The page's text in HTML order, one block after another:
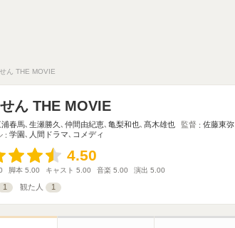
ん THE MOVIE
ん THE MOVIE
浦春馬､ 生瀬勝久 ､ 仲間由紀恵､ 亀梨和也､ 髙木雄也 監督 佐藤東弥
学園､ 人間ドラマ､ コメディ
4.50
4.50
脚本 5.00 キャスト 5.00 音楽 5.00 演出 5.00
1 観た人 1